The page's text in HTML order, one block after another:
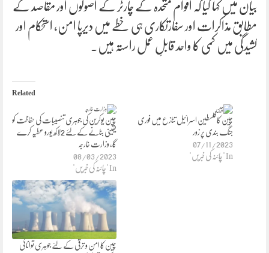
بیان میں کہا گیا کہ اقوام متحدہ کے چارٹر کے اصولوں اور مقاصد کے
مطابق مذاکرات اور سفارتکاری ہی خطے میں دیرپا امن، استحکام اور
کشیدگی میں کمی کا واحد قابلِ عمل راستہ ہیں۔
Related
چین یوکرین کی جوہری تنصیبات کی حفاظت کو
یقینی بنانے کے لئے 2لاکھ یورو عطیہ کرے
گا، وزارت خارجہ
08/03/2023
In "چائنہ کی خبریں"
چین کا فلسطین اسرائیل تنازع میں فوری
جنگ بندی پر زور
07/11/2023
In "چائنہ کی خبریں"
چین کا امن و ترقی کے لئے جوہری توانائی